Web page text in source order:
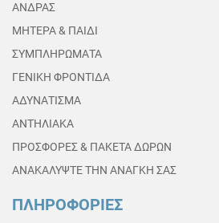
ΑΝΔΡΑΣ
ΜΗΤΕΡΑ & ΠΑΙΔΙ
ΣΥΜΠΛΗΡΩΜΑΤΑ
ΓΕΝΙΚΗ ΦΡΟΝΤΙΔΑ
ΑΔΥΝΑΤΙΣΜΑ
ΑΝΤΗΛΙΑΚΑ
ΠΡΟΣΦΟΡΕΣ & ΠΑΚΕΤΑ ΔΩΡΩΝ
ΑΝΑΚΑΛΥΨΤΕ ΤΗΝ ΑΝΑΓΚΗ ΣΑΣ
ΠΛΗΡΟΦΟΡΙΕΣ